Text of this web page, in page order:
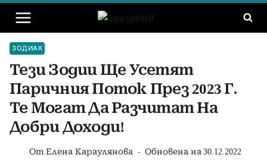
съдържанието
ЗОДИАК
Тези Зодии Ще Усетят
Паричния Поток През 2023 Г.
Те Могат Да Разчитат На
Добри Доходи!
От Елена Караулянова Обновена на 30.12.2022